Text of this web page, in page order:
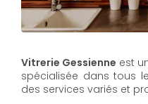
Vitrerie Gessienne est
spécialisée dans tous
des services variés et